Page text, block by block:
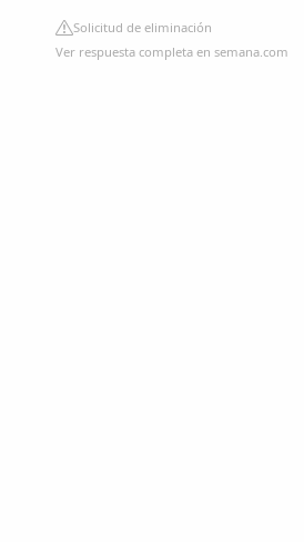
Solicitud de eliminación
Ver respuesta completa en semana.com